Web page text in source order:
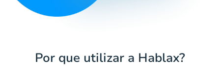
Por que utilizar a Hablax?